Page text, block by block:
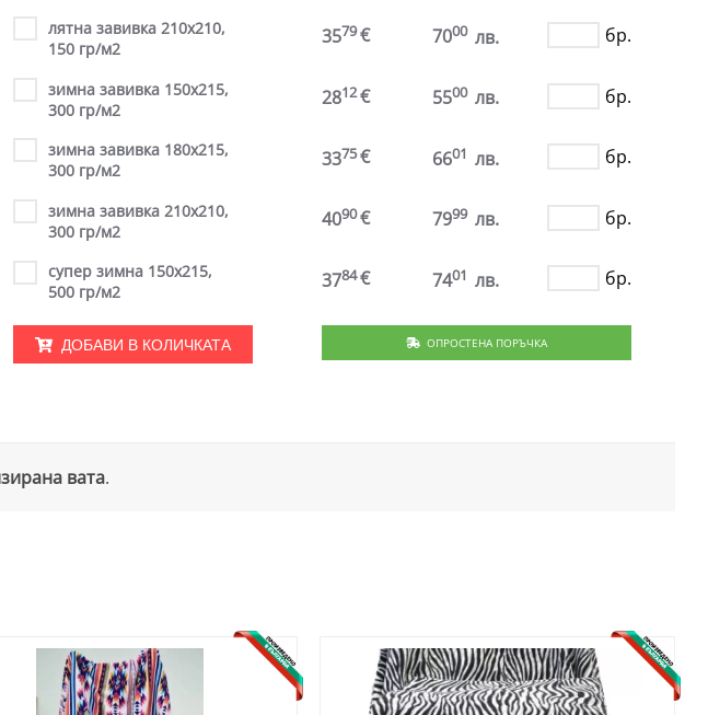
лятна завивка 210х210,
150 гр/м2
3579€ 7000 лв. бр.
зимна завивка 150х215,
300 гр/м2
2812€ 5500 лв. бр.
зимна завивка 180х215,
300 гр/м2
3375€ 6601 лв. бр.
зимна завивка 210х210,
300 гр/м2
4090€ 7999 лв. бр.
супер зимна 150х215,
500 гр/м2
3784€ 7401 лв. бр.
ДОБАВИ В КОЛИЧКАТА ОПРОСТЕНА ПОРЪЧКА
вата.